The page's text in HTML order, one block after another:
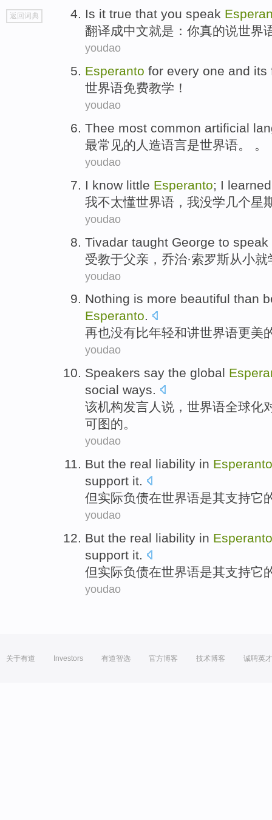
go
top
返回词典 Is it true that you speak
翻译成中文就是 ： 你真的说世界
youdao
Esperanto for every one and its
世界语免费教学！
youdao
Thee most common artificial
最常见的 人造语言是世界语。 。
youdao
I know little Esperanto; I learned
我不太懂世界语，我没学 几个星
youdao
Tivadar taught George to speak
受教于父亲，乔治·索罗斯从小就
youdao
Nothing is more beautiful than
Esperanto.
再也没有比年轻和讲世界语更美
youdao
Speakers say the global
social ways.
该机构发言人 说 ，世界语全球化
可图的。
youdao
But the real liability in Esperanto
support it.
但实际负债在世界语是其支持它
youdao
But the real liability in Esperanto
support it.
但实际负债在世界语是其支持它
youdao
关于有道 Investors 有道智选 官方博客 技术博客 诚聘英才